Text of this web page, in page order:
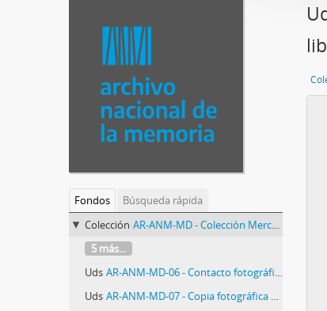
Fondos
Búsqueda rápida
Colección AR-ANM-MD - Colección Mercedes Depino
5 más...
Uds AR-ANM-MD-06 - Contacto fotográfico de tres fotos
Uds AR-ANM-MD-07 - Copia fotográfica de jóvenes militantes el día de la liberacion de los presos politicos en el penal de Villa Devoto.